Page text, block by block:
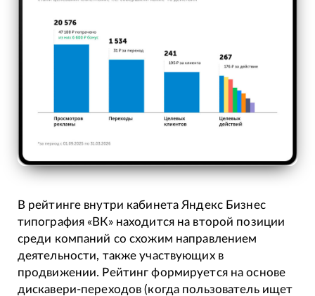
В рейтинге внутри кабинета Яндекс Бизнес
типография «ВК» находится на второй позиции
среди компаний со схожим направлением
деятельности, также участвующих в
продвижении. Рейтинг формируется на основе
дискавери-переходов (когда пользователь ищет